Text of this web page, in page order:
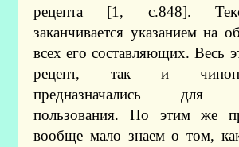
рецепта [1, с.848].
заканчивается указанием на
всех его составляющих. Весь
рецепт, так и
предназначались для
пользования. По этим же
вообще мало знаем о том,